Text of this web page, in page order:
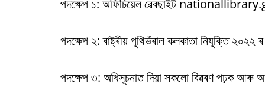
পদক্ষেপ ১: অফিচিয়েল ৱেবছাইট
পদক্ষেপ ২: ৰাষ্ট্ৰীয় পুথিভঁৰাল কলকাতা নিযুক্তি ২০২২
পদক্ষেপ ৩: অধিসূচনাত দিয়া সকলো বিৱৰণ পঢ়ক আৰু